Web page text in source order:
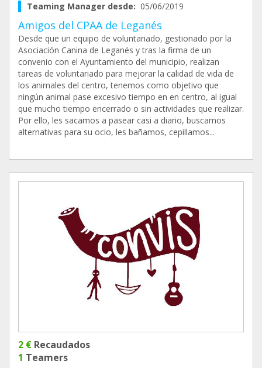
Teaming Manager desde: 05/06/2019
Amigos del CPAA de Leganés
Desde que un equipo de voluntariado, gestionado por la
Asociación Canina de Leganés y tras la firma de un
convenio con el Ayuntamiento del municipio, realizan
tareas de voluntariado para mejorar la calidad de vida de
los animales del centro, tenemos como objetivo que
ningún animal pase excesivo tiempo en en centro, al igual
que mucho tiempo encerrado o sin actividades que realizar.
Por ello, les sacamos a pasear casi a diario, buscamos
alternativas para su ocio, les bañamos, cepillamos...
2 € Recaudados
1 Teamers